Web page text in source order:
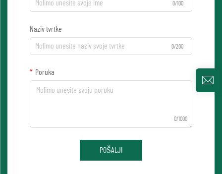
0/100
Naziv tvrtke
0/200
Poruka
0/1000
POŠALJI